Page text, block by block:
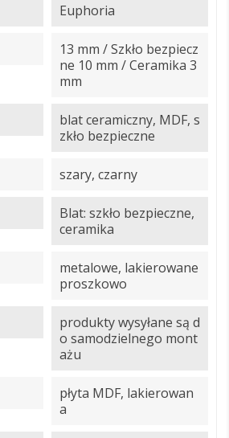
Euphoria
13 mm / Szkło bezpiecz
ne 10 mm / Ceramika 3
mm
blat ceramiczny, MDF, s
zkło bezpieczne
szary, czarny
Blat: szkło bezpieczne,
ceramika
metalowe, lakierowane
proszkowo
produkty wysyłane są d
o samodzielnego mont
ażu
płyta MDF, lakierowan
a